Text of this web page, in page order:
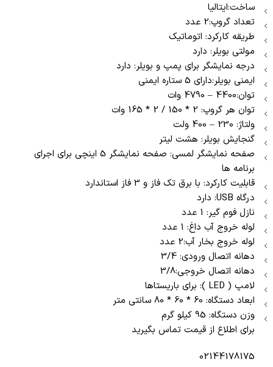
ساخت:ایتالیا
تعداد گروپ:2 عدد
طریقه کارکرد: اتوماتیک
مولتی بویلر: دارد
درجه نمایشگر برای پمپ و بویلر: دارد
ایمنی بویلر:دارای 5 ستاره ایمنی
توان:4400 – 4790 وات
توان هر گروپ: 2 * 150 / 2 * 165 وات
ولتاژ: 230 – 400 ولت
گنجایش بویلر: هشت لیتر
صفحه نمایشگر لمسی: صفحه نمایشگر 5 اینچی برای اجرای
برنامه ها
قابلیت کارکرد: با برق تک فاز و 3 فاز استاندارد
درگاه USB: دارد
نازل فوم گیر: 1 عدد
لوله خروج آب داغ: 1 عدد
لوله خروج بخار آب:2 عدد
دهانه اتصال ورودی: 3/4
دهانه اتصال خروجی:3/8
لامپ ( LED ): برای باریستاها
ابعاد دستگاه: 60 * 60 * 80 سانتی متر
وزن دستگاه: 95 کیلو گرم
برای اطلاع از قیمت تماس بگیرید
02144178175